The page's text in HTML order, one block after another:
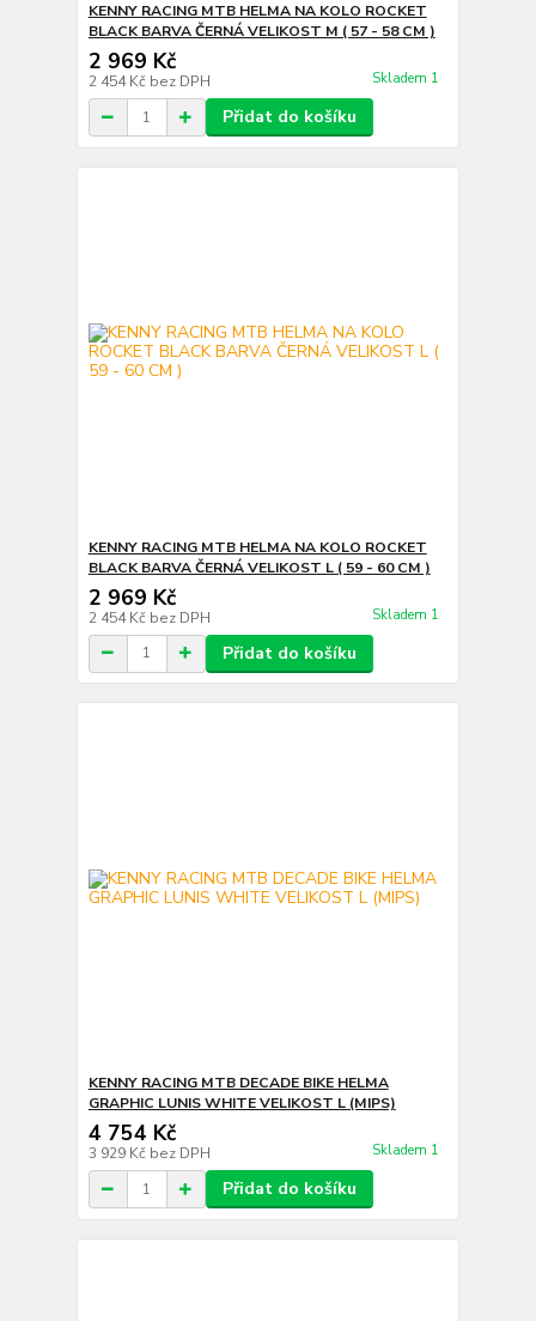
KENNY RACING MTB HELMA NA KOLO ROCKET
BLACK BARVA ČERNÁ VELIKOST M ( 57 - 58 CM )
2 969 Kč
2 454 Kč bez DPH Skladem 1
Přidat do košíku
KENNY RACING MTB HELMA NA KOLO ROCKET
BLACK BARVA ČERNÁ VELIKOST L ( 59 - 60 CM )
2 969 Kč
2 454 Kč bez DPH Skladem 1
Přidat do košíku
KENNY RACING MTB DECADE BIKE HELMA
GRAPHIC LUNIS WHITE VELIKOST L (MIPS)
4 754 Kč
3 929 Kč bez DPH Skladem 1
Přidat do košíku